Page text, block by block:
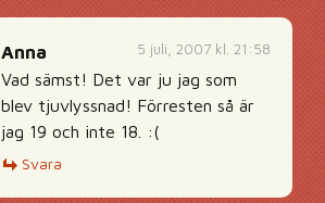
5 juli, 2007 kl. 21:58
Anna
Vad sämst! Det var ju jag som
blev tjuvlyssnad! Förresten så är
jag 19 och inte 18. :(
Svara